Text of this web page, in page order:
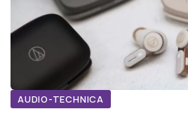
AUDIO-TECHNICA